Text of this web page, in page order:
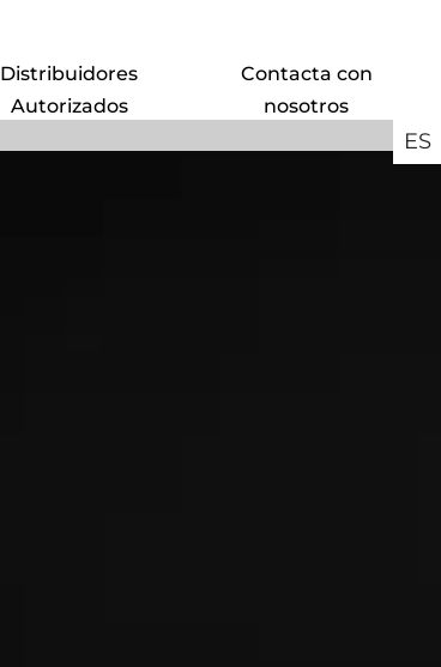
ES
Distribuidores
Autorizados
Contacta con
nosotros